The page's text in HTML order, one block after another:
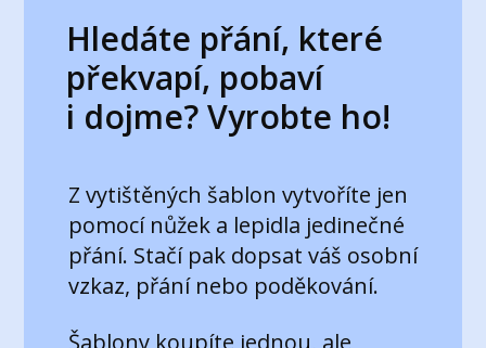
Hledáte přání, které
překvapí, pobaví
i dojme? Vyrobte ho!
Z vytištěných šablon vytvoříte jen
pomocí nůžek a lepidla jedinečné
přání. Stačí pak dopsat váš osobní
vzkaz, přání nebo poděkování.